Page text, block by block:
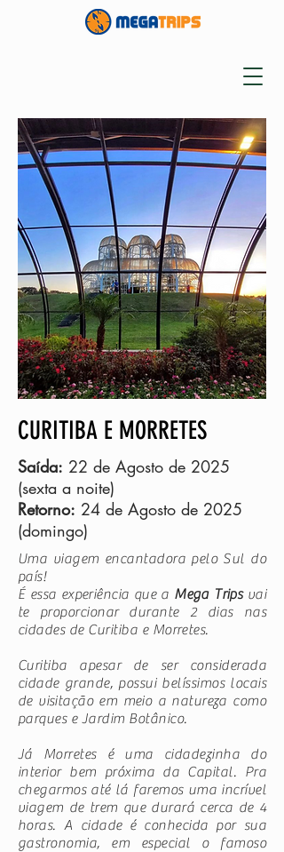
CURITIBA E MORRETES
Saída: 22 de Agosto de 2025
(sexta a noite)
Retorno: 24 de Agosto de 2025
(domingo)
Uma viagem encantadora pelo Sul do
país!
É essa experiência que a Mega Tripsvai
te proporcionar durante 2 dias nas
cidades de Curitiba e Morretes.
Curitiba apesar de ser considerada
cidade grande, possui belíssimos locais
de visitação em meio a natureza como
parques e Jardim Botânico.
Já Morretes é uma cidadezinha do
interior bem próxima da Capital. Pra
chegarmos até lá faremos uma incrível
viagem de trem que durará cerca de 4
horas. A cidade é conhecida por sua
gastronomia, em especial o famoso